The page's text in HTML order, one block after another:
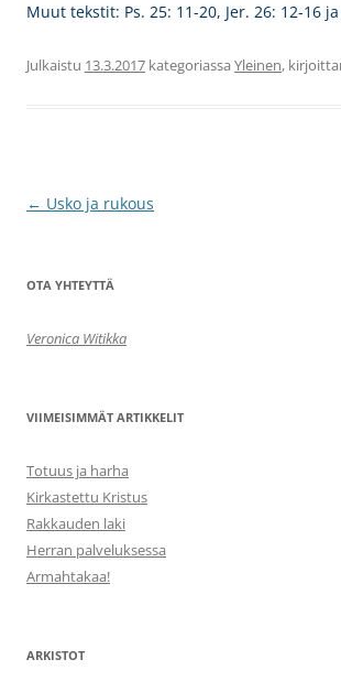
Muut tekstit: Ps. 25: 11-20, Jer. 26: 12-16
Julkaistu 13.3.2017 kategoriassa Yleinen,
Artikkelien
← Usko ja rukous
OTA YHTEYTTÄ
Veronica Witikka
VIIMEISIMMÄT ARTIKKELIT
Totuus ja harha
Kirkastettu Kristus
Rakkauden laki
Herran palveluksessa
Armahtakaa!
ARKISTOT